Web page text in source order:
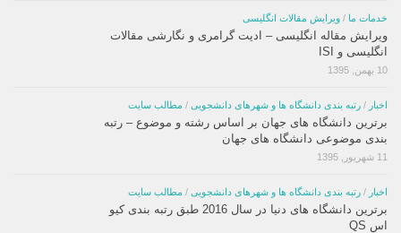
خدمات ما / ویرایش مقالات انگلیسی
ویرایش مقاله انگلیسی – ادیت گرامری و نگارشی مقالات
انگلیسی و ISI
10 بهمن, 1395
اخبار / رتبه بندی دانشگاه ها و شهرهای دانشجویی / مطالب سایت
برترین دانشگاه های جهان بر اساس رشته و موضوع – رتبه
بندی موضوعی دانشگاه های جهان
11 شهریور, 1395
اخبار / رتبه بندی دانشگاه ها و شهرهای دانشجویی / مطالب سایت
برترین دانشگاه های دنیا در سال 2016 طبق رتبه بندی کیو
اس QS